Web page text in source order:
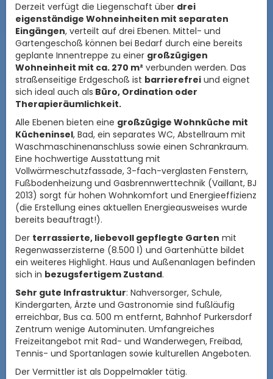
Derzeit verfügt die Liegenschaft über drei
eigenständige Wohneinheiten mit separaten
Eingängen, verteilt auf drei Ebenen. Mittel- und
Gartengeschoß können bei Bedarf durch eine bereits
geplante Innentreppe zu einer großzügigen
Wohneinheit mit ca. 270 m² verbunden werden. Das
straßenseitige Erdgeschoß ist barrierefrei und eignet
sich ideal auch als Büro, Ordination oder
Therapieräumlichkeit.
Alle Ebenen bieten eine großzügige Wohnküche mit
Kücheninsel, Bad, ein separates WC, Abstellraum mit
Waschmaschinenanschluss sowie einen Schrankraum.
Eine hochwertige Ausstattung mit
Vollwärmeschutzfassade, 3-fach-verglasten Fenstern,
Fußbodenheizung und Gasbrennwerttechnik (Vaillant, BJ
2013) sorgt für hohen Wohnkomfort und Energieeffizienz
(die Erstellung eines aktuellen Energieausweises wurde
bereits beauftragt!).
Der terrassierte, liebevoll gepflegte Garten mit
Regenwasserzisterne (8.500 l) und Gartenhütte bildet
ein weiteres Highlight. Haus und Außenanlagen befinden
sich in bezugsfertigem Zustand.
Sehr gute Infrastruktur: Nahversorger, Schule,
Kindergarten, Ärzte und Gastronomie sind fußläufig
erreichbar, Bus ca. 500 m entfernt, Bahnhof Purkersdorf
Zentrum wenige Autominuten. Umfangreiches
Freizeitangebot mit Rad- und Wanderwegen, Freibad,
Tennis- und Sportanlagen sowie kulturellen Angeboten.
Der Vermittler ist als Doppelmakler tätig.